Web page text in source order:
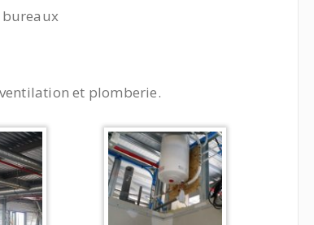
bureaux
et plomberie.